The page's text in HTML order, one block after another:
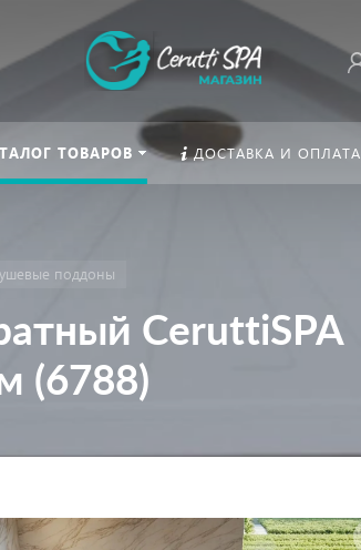
ТОВАРОВ ДОСТАВКА И ОПЛАТА
поддоны
CeruttiSPA
(6788)